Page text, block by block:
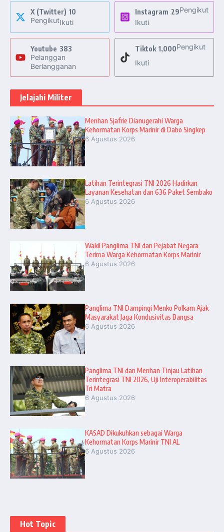
X (Twitter) 10
PengikutIkuti
Instagram 29Pengikut
Ikuti
Youtube 383
Pelanggan
Berlangganan
Tiktok 1,000Pengikut
Ikuti
Jelajahi Militer
Menhan Sjafrie Dianugerahi Warga
Kehormatan Korps Marinir di Dabo Singkep
6 Agustus 2026
Latihan Terintegrasi TNI 2026 Hadirkan
Layanan Kesehatan dan 636 Paket Sembako
6 Agustus 2026
Wakil Panglima TNI dan Pejabat Negara
Terima Warga Kehormatan Korps Marinir
6 Agustus 2026
Panglima TNI Dampingi Menko Polkam Ajak
Masyarakat Jaga Kondusivitas Bangsa
6 Agustus 2026
Panglima TNI dan Menhan Tinjau Latihan
Terintegrasi TNI 2026, Uji Interoperabilitas
Tri Matra
6 Agustus 2026
KASAD Dikukuhkan sebagai Warga
Kehormatan Korps Marinir TNI AL
6 Agustus 2026
Hot Topic